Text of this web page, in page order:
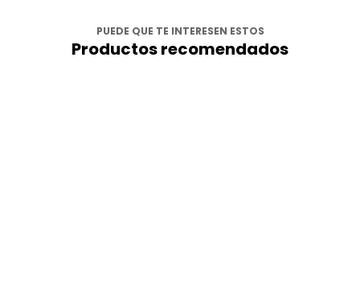
PUEDE QUE TE INTERESEN ESTOS
Productos recomendados